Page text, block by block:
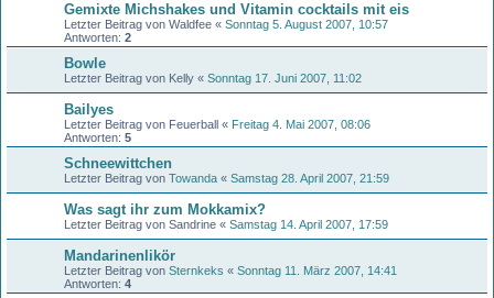
Gemixte Michshakes und Vitamin cocktails mit eis
Letzter Beitrag von Waldfee « Sonntag 5. August 2007, 10:57
Antworten: 2
Bowle
Letzter Beitrag von Kelly « Sonntag 17. Juni 2007, 11:02
Bailyes
Letzter Beitrag von Feuerball « Freitag 4. Mai 2007, 08:06
Antworten: 5
Schneewittchen
Letzter Beitrag von Towanda « Samstag 28. April 2007, 21:59
Was sagt ihr zum Mokkamix?
Letzter Beitrag von Sandrine « Samstag 14. April 2007, 17:59
Mandarinenlikör
Letzter Beitrag von Sternkeks « Sonntag 11. März 2007, 14:41
Antworten: 4